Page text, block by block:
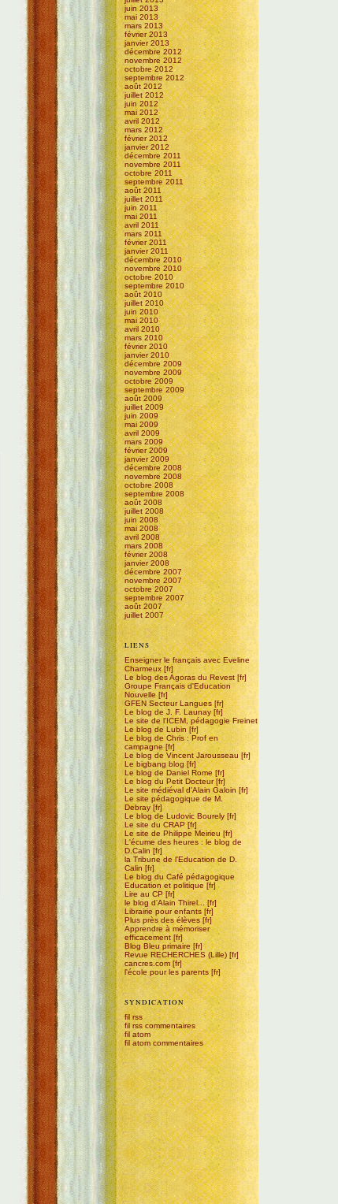
juin 2013
mai 2013
mars 2013
février 2013
janvier 2013
décembre 2012
novembre 2012
octobre 2012
septembre 2012
août 2012
juillet 2012
juin 2012
mai 2012
avril 2012
mars 2012
février 2012
janvier 2012
décembre 2011
novembre 2011
octobre 2011
septembre 2011
août 2011
juillet 2011
juin 2011
mai 2011
avril 2011
mars 2011
février 2011
janvier 2011
décembre 2010
novembre 2010
octobre 2010
septembre 2010
août 2010
juillet 2010
juin 2010
mai 2010
avril 2010
mars 2010
février 2010
janvier 2010
décembre 2009
novembre 2009
octobre 2009
septembre 2009
août 2009
juillet 2009
juin 2009
mai 2009
avril 2009
mars 2009
février 2009
janvier 2009
décembre 2008
novembre 2008
octobre 2008
septembre 2008
août 2008
juillet 2008
juin 2008
mai 2008
avril 2008
mars 2008
février 2008
janvier 2008
décembre 2007
novembre 2007
octobre 2007
septembre 2007
août 2007
juillet 2007
LIENS
Enseigner le français avec Eveline
Charmeux
Le blog des Agoras du Revest
Groupe Français d'Education
Nouvelle
GFEN Secteur Langues
Le blog de J. F. Launay
Le site de l'ICEM, pédagogie Freinet
Le blog de Lubin
Le blog de Chris : Prof en
campagne
Le blog de Vincent Jarousseau
Le bigbang blog
Le blog de Daniel Rome
Le blog du Petit Docteur
Le site médiéval d'Alain Galoin
Le site pédagogique de M.
Debray
Le blog de Ludovic Bourely
Le site du CRAP
Le site de Philippe Meirieu
L'écume des heures : le blog de
D.Calin
la Tribune de l'Education de D.
Calin
Le blog du Café pédagogique
Education et politique
Lire au CP
le blog d'Alain Thirel...
Librairie pour enfants
Plus près des élèves
Apprendre à mémoriser
efficacement
Blog Bleu primaire
Revue RECHERCHES (Lille)
cancres.com
l'école pour les parents
SYNDICATION
fil rss
fil rss commentaires
fil atom
fil atom commentaires